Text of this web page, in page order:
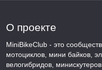
О проекте
MiniBikeClub - это
мотоциклов, мини байков,
велогибридов,